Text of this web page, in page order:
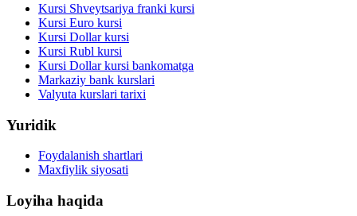
Kursi Shveytsariya franki kursi
Kursi Euro kursi
Kursi Dollar kursi
Kursi Rubl kursi
Kursi Dollar kursi bankomatga
Markaziy bank kurslari
Valyuta kurslari tarixi
Yuridik
Foydalanish shartlari
Maxfiylik siyosati
Loyiha haqida